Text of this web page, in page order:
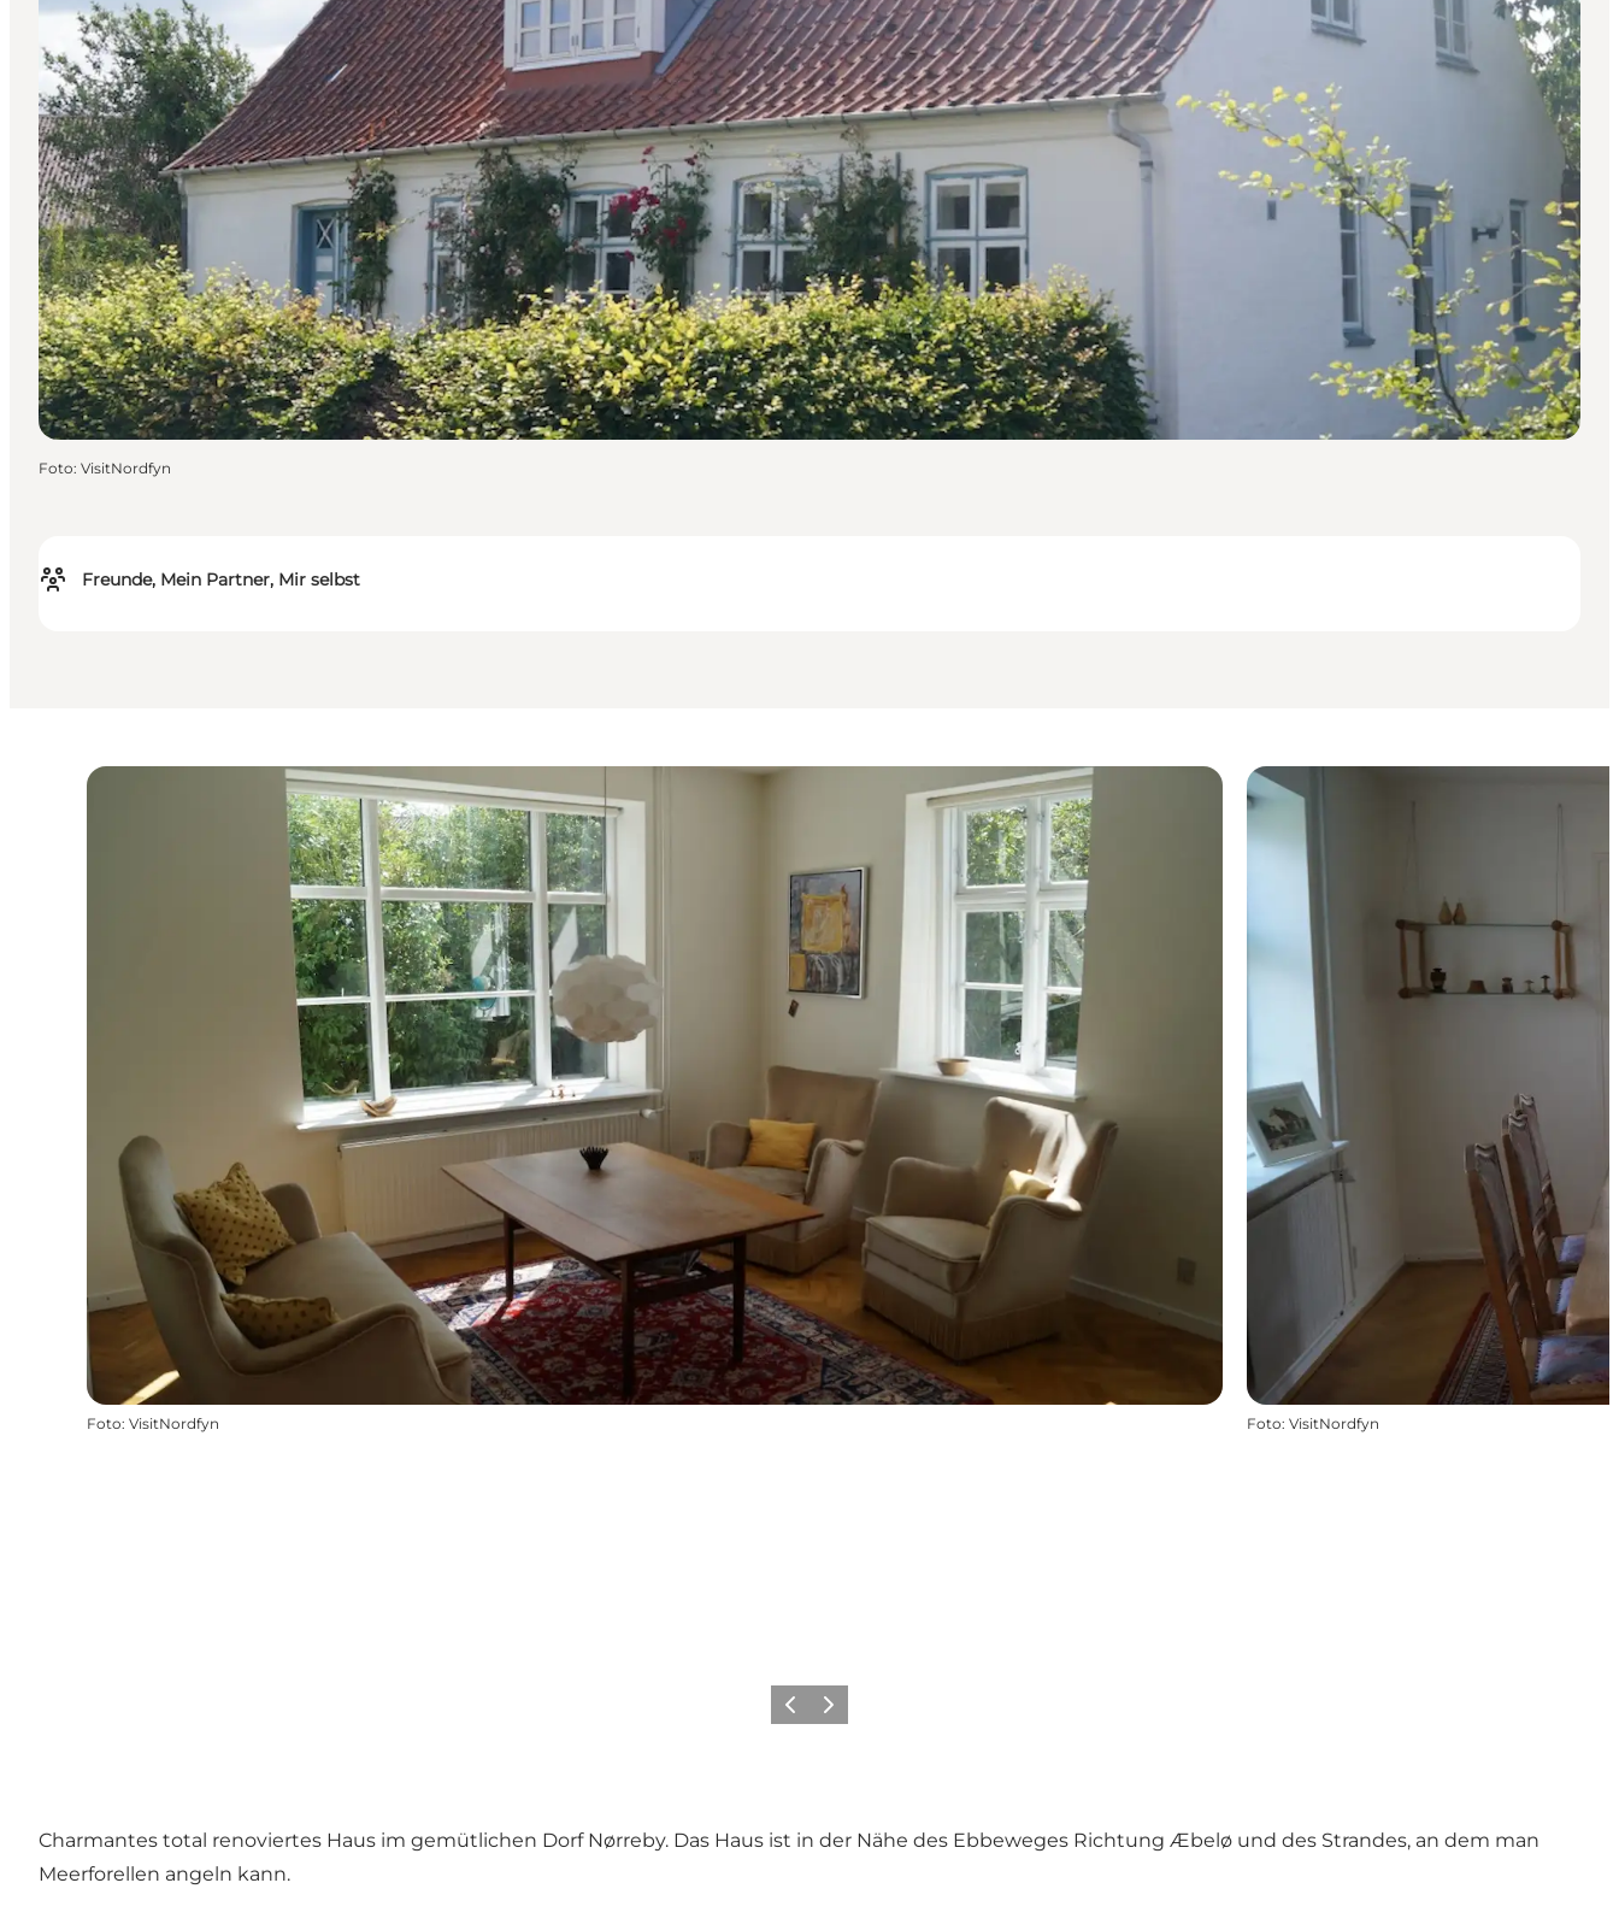
Freunde, Mein Partner, Mir selbst
Foto: VisitNordfyn
Foto: VisitNordfyn Foto: VisitNordfyn
ZurückWeiter
Charmantes total renoviertes Haus im gemütlichen Dorf Nørreby. Das Haus ist in der Nähe des Ebbeweges Richtung Æbelø und des Strandes, an dem man
Meerforellen angeln kann.